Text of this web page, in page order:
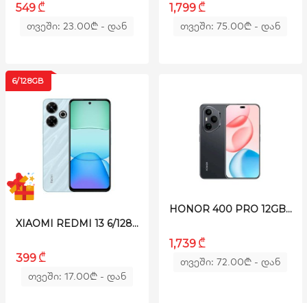
549 ₾
თვეში: 23.00₾ - დან
1,799 ₾
თვეში: 75.00₾ - დან
6/128GB
XIAOMI REDMI 13 6/128GB BLUE
399 ₾
თვეში: 17.00₾- დან
HONOR 400 PRO 12GB/512GB DUAL MIDNIGHT BLACK
1,739 ₾
თვეში: 72.00₾ - დან